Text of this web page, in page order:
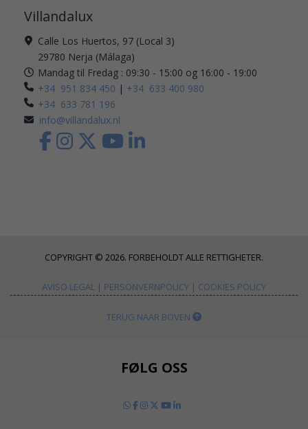
Villandalux
Calle Los Huertos, 97 (Local 3)
29780 Nerja (Málaga)
Mandag til Fredag : 09:30 - 15:00 og 16:00 - 19:00
+34 951 834 450 | +34 633 400 980
+34 633 781 196
info@villandalux.nl
COPYRIGHT © 2026. FORBEHOLDT ALLE RETTIGHETER.
AVISO LEGAL | PERSONVERNPOLICY | COOKIES POLICY
TERUG NAAR BOVEN
FØLG OSS